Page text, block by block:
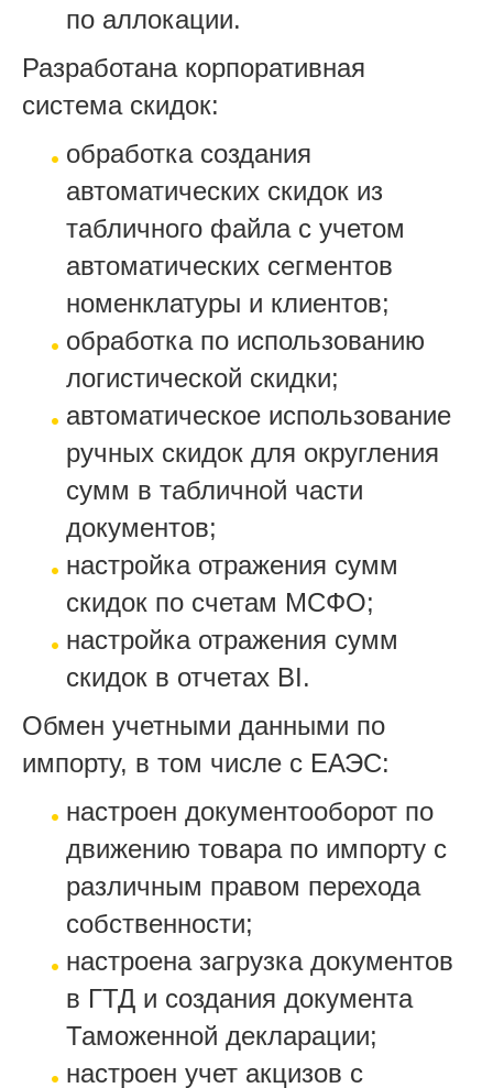
по аллокации.
Разработана корпоративная
система скидок:
обработка создания
автоматических скидок из
табличного файла с учетом
автоматических сегментов
номенклатуры и клиентов;
обработка по использованию
логистической скидки;
автоматическое использование
ручных скидок для округления
сумм в табличной части
документов;
настройка отражения сумм
скидок по счетам МСФО;
настройка отражения сумм
скидок в отчетах BI.
Обмен учетными данными по
импорту, в том числе с ЕАЭС:
настроен документооборот по
движению товара по импорту с
различным правом перехода
собственности;
настроена загрузка документов
в ГТД и создания документа
Таможенной декларации;
настроен учет акцизов с